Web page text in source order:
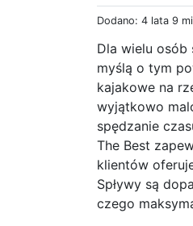
Dodano: 4 lata 9
Dla wielu osób
myślą o tym
kajakowe na
wyjątkowo
spędzanie
The Best
klientów
Spływy są
czego